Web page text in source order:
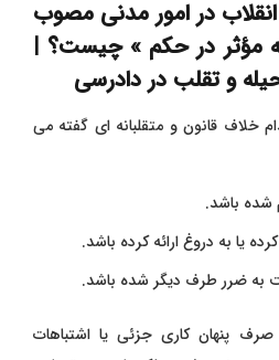
در امور مدنی مصوب
حیله مؤثر در حکم » چیست؟ |
و تقلب در دادرسی
خلاف قانون و متقلبانه ‌ای گفته می‌
شده باشد.
یا به دروغ ارائه کرده باشد.
به ضرر طرف دیگر شده باشد.
پنهان کاری جزئی یا اشتباهات